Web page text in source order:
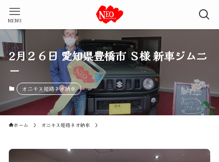
MENU
2月２６日 愛知県豊橋市 Ｓ様 新車ジムニ
ー
オニキス姫路ネオ納車
ホーム オニキス姫路ネオ納車